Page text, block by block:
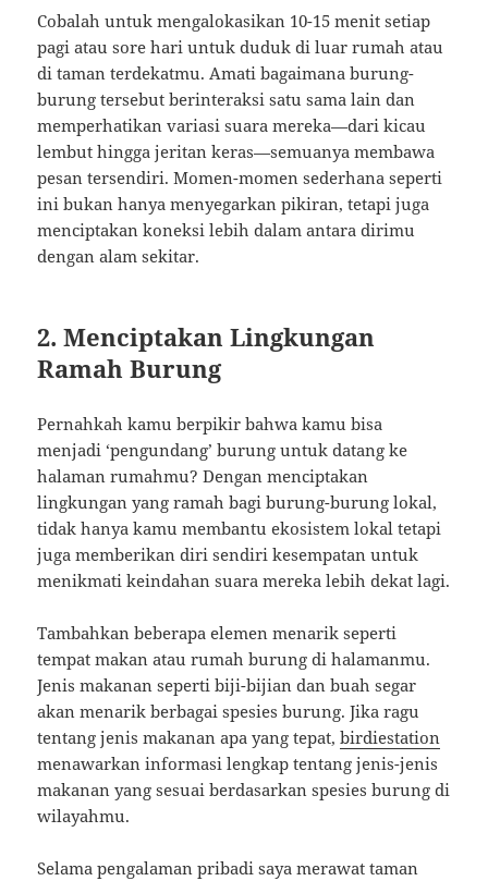
Cobalah untuk mengalokasikan 10-15 menit setiap
pagi atau sore hari untuk duduk di luar rumah atau
di taman terdekatmu. Amati bagaimana burung-
burung tersebut berinteraksi satu sama lain dan
memperhatikan variasi suara mereka—dari kicau
lembut hingga jeritan keras—semuanya membawa
pesan tersendiri. Momen-momen sederhana seperti
ini bukan hanya menyegarkan pikiran, tetapi juga
menciptakan koneksi lebih dalam antara dirimu
dengan alam sekitar.
2. Menciptakan Lingkungan
Ramah Burung
Pernahkah kamu berpikir bahwa kamu bisa
menjadi ‘pengundang’ burung untuk datang ke
halaman rumahmu? Dengan menciptakan
lingkungan yang ramah bagi burung-burung lokal,
tidak hanya kamu membantu ekosistem lokal tetapi
juga memberikan diri sendiri kesempatan untuk
menikmati keindahan suara mereka lebih dekat lagi.
Tambahkan beberapa elemen menarik seperti
tempat makan atau rumah burung di halamanmu.
Jenis makanan seperti biji-bijian dan buah segar
akan menarik berbagai spesies burung. Jika ragu
tentang jenis makanan apa yang tepat,birdiestation
menawarkan informasi lengkap tentang jenis-jenis
makanan yang sesuai berdasarkan spesies burung di
wilayahmu.
Selama pengalaman pribadi saya merawat taman